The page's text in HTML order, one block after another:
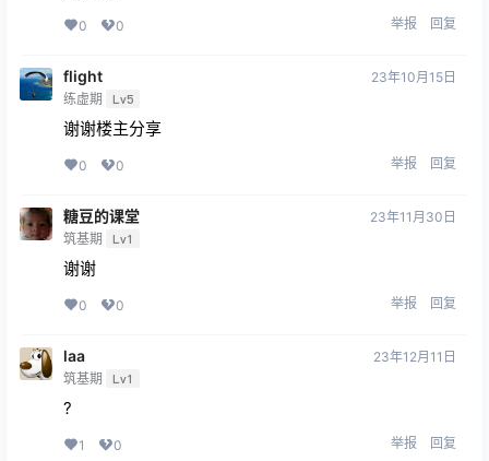
0 0 举报 回复
flight
练虚期 Lv5
23年10月15日
谢谢楼主分享
0 0 举报 回复
糖豆的课堂
筑基期 Lv1
23年11月30日
谢谢
0 0 举报 回复
laa
筑基期 Lv1
23年12月11日
?
1 0 举报 回复